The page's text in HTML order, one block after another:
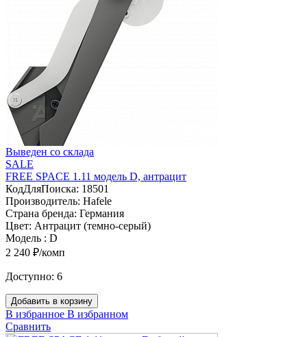
Выведен со склада
SALE
FREE SPACE 1.11 модель D, антрацит
КодДляПоиска: 18501
Производитель: Hafele
Страна бренда: Германия
Цвет: Антрацит (темно-серый)
Модель : D
2 240 ₽/комп
Доступно: 6
Добавить в корзину
В избранное В избранном
Сравнить